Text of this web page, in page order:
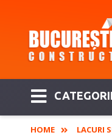
CATEGORII
HOME LACURI